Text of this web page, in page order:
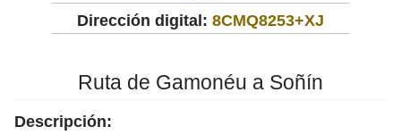
Dirección digital: 8CMQ8253+XJ
Ruta de Gamonéu a Soñín
Descripción: